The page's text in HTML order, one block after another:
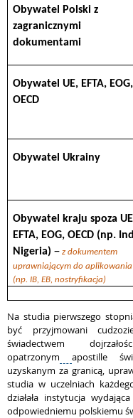
Obywatel Polski z
zagranicznymi
dokumentami
Obywatel UE, EFTA, EOG,
OECD
Obywatel Ukrainy
Obywatel kraju spoza
EFTA, EOG, OECD (np.
Nigeria) – z dokumentem
uprawniającym do aplikowania
(np. IB, EB, nostryfikacja)
Na studia pierwszego
być przyjmowani
świadectwem
opatrzonym
apostille
uzyskanym za granicą,
studia w uczelniach
działała instytucja
odpowiedniemu polskiemu